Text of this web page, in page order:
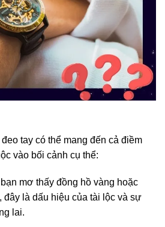
tay có thể mang đến cả điềm
vào bối cảnh cụ thể:
mơ thấy đồng hồ vàng hoặc
là dấu hiệu của tài lộc và sự
lai.